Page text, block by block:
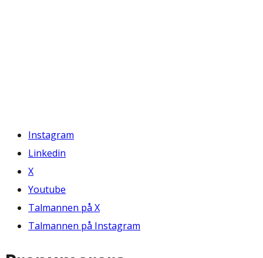
Instagram
Linkedin
X
Youtube
Talmannen på X
Talmannen på Instagram